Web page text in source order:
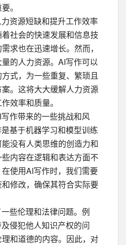
。
资源短缺和提升工作效率
社会的快速发展和信息技
求也在迅速增长。然而，
的人力资源。AI写作可以
式，为一些重复、繁琐且
。这将大大缓解人力资源
效率和质量。
作带来的一些挑战和风
基于机器学习和模型训练
没有人类思维的创造力和
内容在逻辑和表达方面不
使用AI写作时，我们需要
修改，确保其符合实际要
些伦理和法律问题。例
侵犯他人知识产权的问
和道德的内容。因此，对